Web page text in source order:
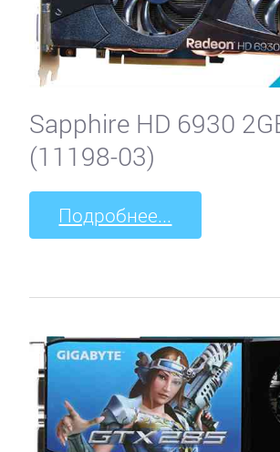
Sapphire HD 6930
(11198-03)
Подробнее...